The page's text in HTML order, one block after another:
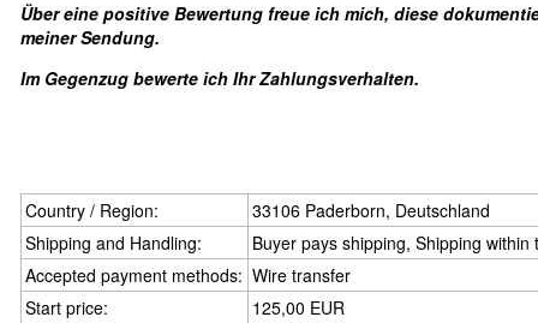
Über eine positive Bewertung freue ich mich, diese
meiner Sendung.
Im Gegenzug bewerte ich Ihr Zahlungsverhalten.
Country / Region:
33106 Paderborn, Deutschland
Shipping and Handling:
Buyer pays shipping, Shipping
Accepted payment methods: Wire transfer
Start price:
125,00 EUR